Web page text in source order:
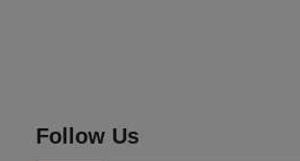
Follow Us